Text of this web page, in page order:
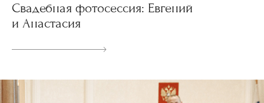
Свадебная фотосессия: Евгений
и Анастасия